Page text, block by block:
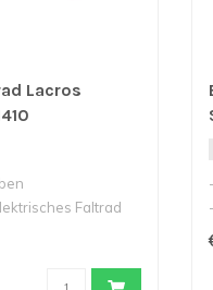
Lacros
Faltrad